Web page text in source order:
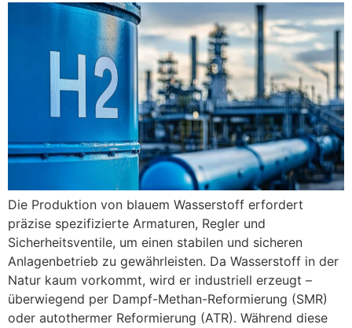
Die Produktion von blauem Wasserstoff erfordert
präzise spezifizierte Armaturen, Regler und
Sicherheitsventile, um einen stabilen und sicheren
Anlagenbetrieb zu gewährleisten. Da Wasserstoff in der
Natur kaum vorkommt, wird er industriell erzeugt –
überwiegend per Dampf-Methan-Reformierung (SMR)
oder autothermer Reformierung (ATR). Während diese